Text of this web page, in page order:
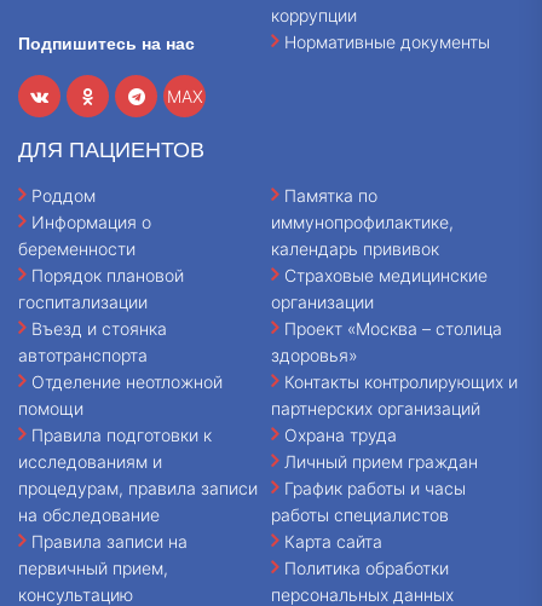
Подпишитесь на нас
MAX
коррупции
Нормативные документы
ДЛЯ ПАЦИЕНТОВ
Роддом
Информация о
беременности
Порядок плановой
госпитализации
Въезд и стоянка
автотранспорта
Отделение неотложной
помощи
Правила подготовки к
исследованиям и
процедурам, правила записи
на обследование
Правила записи на
первичный прием,
консультацию
Памятка по
иммунопрофилактике,
календарь прививок
Страховые медицинские
организации
Проект «Москва – столица
здоровья»
Контакты контролирующих и
партнерских организаций
Охрана труда
Личный прием граждан
График работы и часы
работы специалистов
Карта сайта
Политика обработки
персональных данных